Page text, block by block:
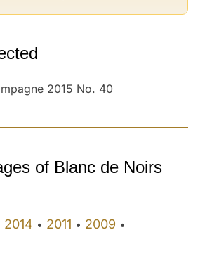
2015 No. 40
of Blanc de Noirs
2014 • 2011 • 2009 •